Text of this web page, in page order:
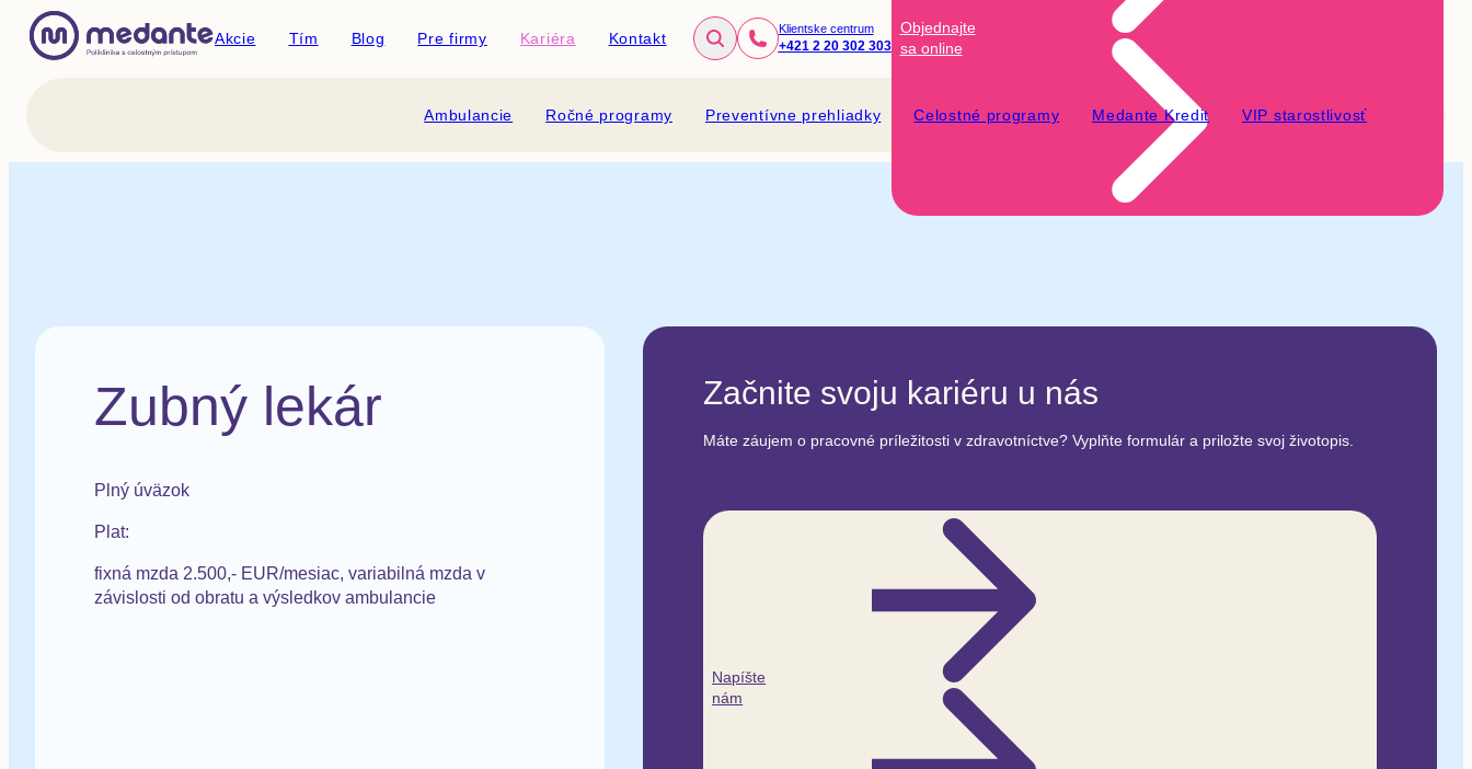
Akcie Tím Blog Pre firmy Kariéra Kontakt
Klientske centrum
+421 2 20 302 303
Objednajte
sa online
Ambulancie Ročné programy Preventívne prehliadky Celostné programy Medante Kredit VIP starostlivosť
Zubný lekár
Plný úväzok
Plat:
fixná mzda 2.500,- EUR/mesiac, variabilná mzda v
závislosti od obratu a výsledkov ambulancie
Začnite svoju kariéru u nás
Máte záujem o pracovné príležitosti v zdravotníctve? Vyplňte formulár a priložte svoj životopis.
Napíšte
nám